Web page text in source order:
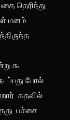
தெரிந்து
மனம்
கூட
போல்
கதவில்
பச்சை